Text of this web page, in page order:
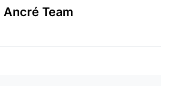
Ancré Team